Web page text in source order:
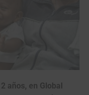
años, en Global